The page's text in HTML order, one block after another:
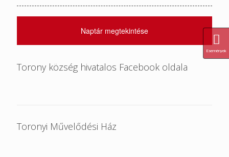
Naptár megtekintése
Torony község hivatalos Facebook oldala
Toronyi Művelődési Ház
Események